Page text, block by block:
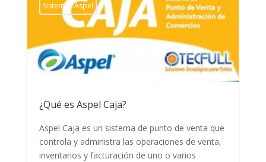
Sistemas Aspel
¿Qué es Aspel Caja?
Aspel Caja es un sistema de punto de venta que
controla y administra las operaciones de venta,
inventarios y facturación de uno o varios